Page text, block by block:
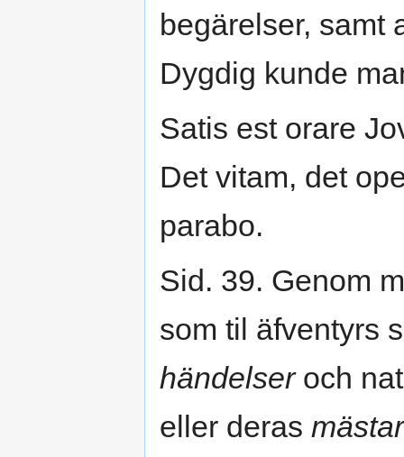
begärelser, samt
Dygdig kunde
Satis est orare
Det vitam, det
parabo.
Sid. 39. Genom
som til äfventyrs
händelseroch
eller deras